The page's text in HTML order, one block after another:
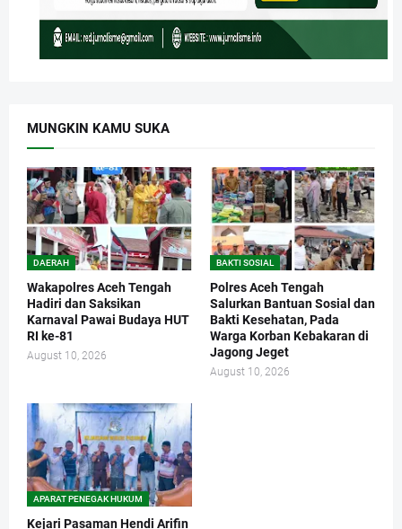
MUNGKIN KAMU SUKA
DAERAH
Wakapolres Aceh Tengah
Hadiri dan Saksikan
Karnaval Pawai Budaya HUT
RI ke-81
August 10, 2026
BAKTI SOSIAL
Polres Aceh Tengah
Salurkan Bantuan Sosial dan
Bakti Kesehatan, Pada
Warga Korban Kebakaran di
Jagong Jeget
August 10, 2026
APARAT PENEGAK HUKUM
Kejari Pasaman Hendi Arifin